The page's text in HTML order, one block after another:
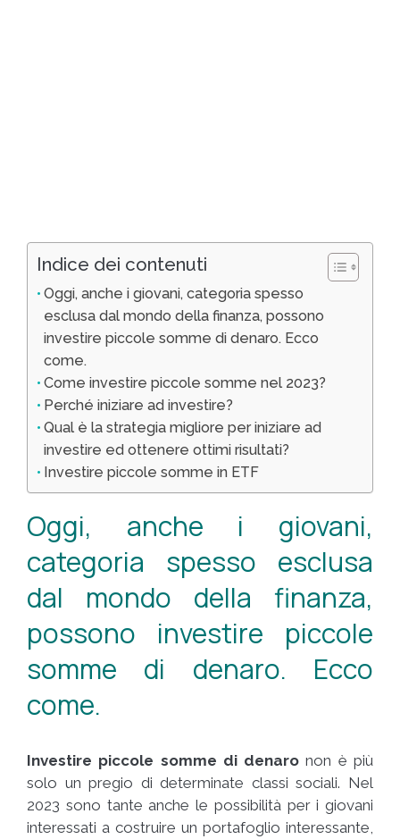
Indice dei contenuti
Oggi, anche i giovani, categoria spesso
esclusa dal mondo della finanza, possono
investire piccole somme di denaro. Ecco
come.
Come investire piccole somme nel 2023?
Perché iniziare ad investire?
Qual è la strategia migliore per iniziare ad
investire ed ottenere ottimi risultati?
Investire piccole somme in ETF
Oggi, anche i giovani,
categoria spesso esclusa
dal mondo della finanza,
possono investire piccole
somme di denaro. Ecco
come.
Investire piccole somme di denaro non è più
solo un pregio di determinate classi sociali. Nel
2023 sono tante anche le possibilità per i giovani
interessati a costruire un portafoglio interessante,